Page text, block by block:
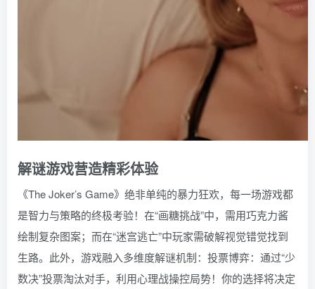
解谜游戏营造精彩体验
《The Joker’s Game》绝非单纯的暴力狂欢，每一场游戏都
是智力与策略的终极考验！在“画糖挑战”中，需用巧克力酱
绘制复杂图案；而在“迷宫逃亡”中玩家需破解视觉错觉找到
生路。此外，游戏融入多维度解谜机制：投票博弈：通过“少
数决”投票淘汰对手，利用心理战操控局势！你的选择将决定